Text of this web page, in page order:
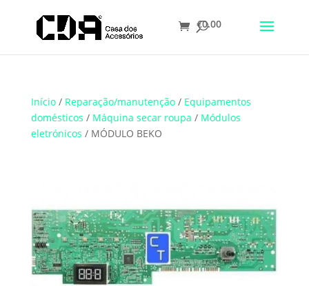
Translate
€0.00
Início/ Reparação/manutenção/ Equipamentos
domésticos / Máquina secar roupa / Módulos
eletrónicos / MÓDULO BEKO